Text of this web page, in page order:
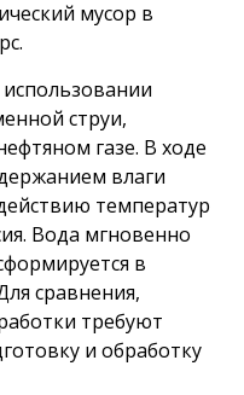
мусор в
струи,
газе. В ходе
влаги
температур
Вода мгновенно
в
сравнения,
требуют
и обработку